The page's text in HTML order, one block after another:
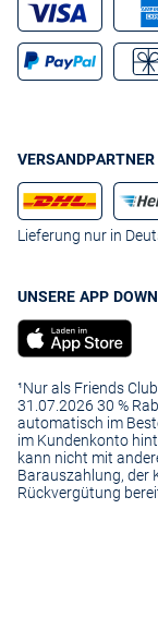
VERSANDPARTNER
Lieferung nur in
UNSERE APP
¹Nur als Friends
31.07.2026 30 %
automatisch im
im Kundenkonto
kann nicht mit
Barauszahlung, der
Rückvergütung